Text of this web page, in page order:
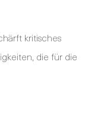
kritisches
die für die